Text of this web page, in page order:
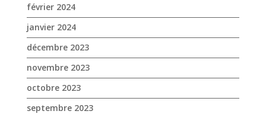
février 2024
janvier 2024
décembre 2023
novembre 2023
octobre 2023
septembre 2023